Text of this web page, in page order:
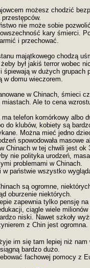
możesz chodzić
nie może sobie
kary śmierci.
i przechować.
majątkowego chodzą
był jakiś terror wobec
śpiewają w dużych
w domu wieczorem.
w Chinach, śmieci
Ale to cena
telefon komórkowy albo
do klubów, kobiety są
Można mieć jedno
spowodowała masowe
Chinach w tej chwili jest
nie polityka urodzeń,
problemami w Chinach.
państwie wszystko
są ogromne,
oburzenie niektórych.
zapewnia tylko pensję
ciągle wiele
niski. Nawet szkoły
z Chin jest ogromna.
im się tam lepiej niż nam
bardzo dużo.
fachowej pomocy z